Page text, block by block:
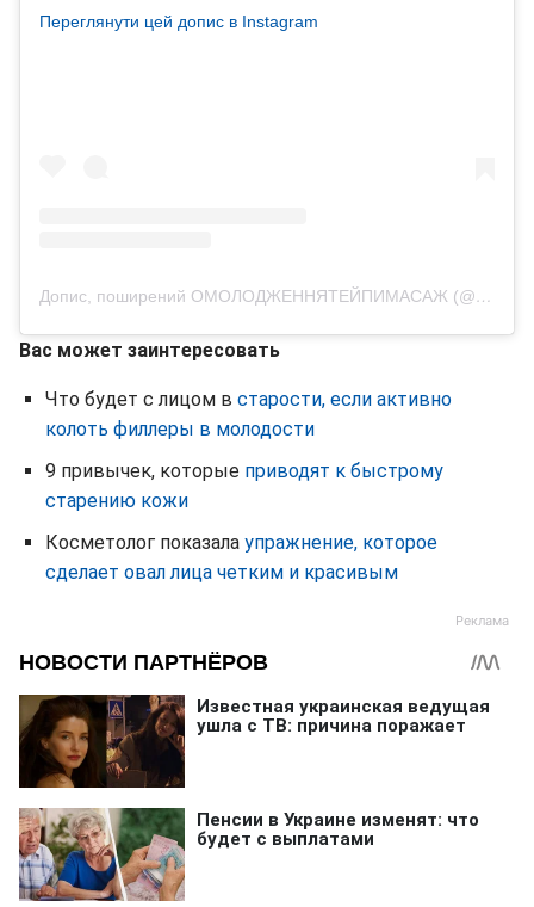
Переглянути цей допис в Instagram
Допис, поширений ОМОЛОДЖЕННЯТЕЙПИМАСАЖ (@krasa.bez.ykoliv)
Вас может заинтересовать
Что будет с лицом в старости, если активно
колоть филлеры в молодости
9 привычек, которые приводят к быстрому
старению кожи
Косметолог показала упражнение, которое
сделает овал лица четким и красивым